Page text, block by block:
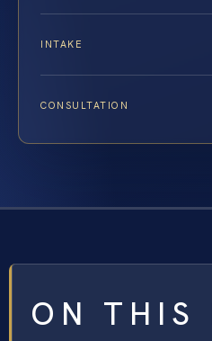
INTAKE
CONSULTATION
ON THIS